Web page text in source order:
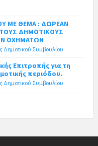
ΜΕ ΘΕΜΑ : ΔΩΡΕΑΝ
ΔΗΜΟΤΙΚΟΥΣ
ΟΧΗΜΑΤΩΝ
Δημοτικού Συμβουλίου
Επιτροπής για τη
περιόδου.
Δημοτικού Συμβουλίου